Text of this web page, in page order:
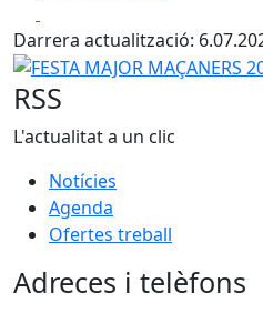
+
−
Darrera actualització:
FESTA MAJOR MAÇANERS
RSS
L'actualitat a un clic
Notícies
Agenda
Ofertes treball
Adreces i telèfons